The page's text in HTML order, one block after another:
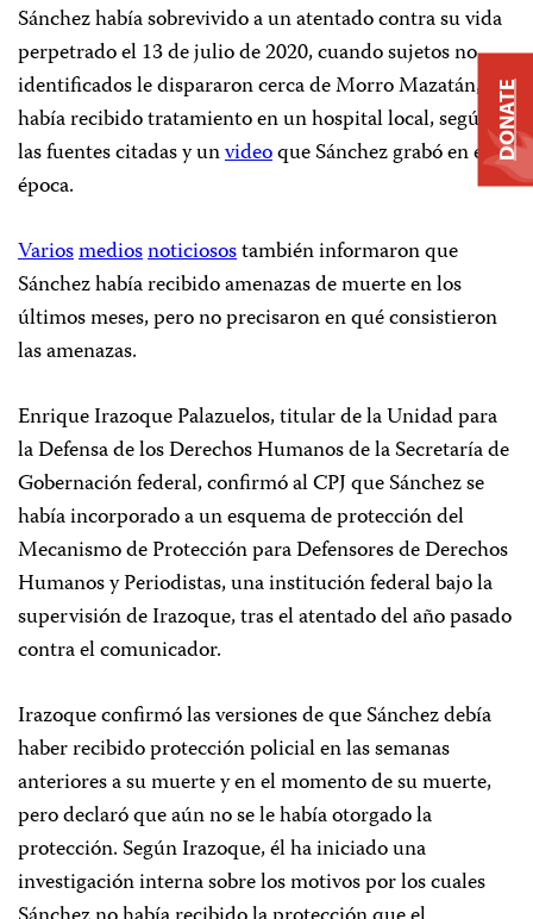
Sánchez había sobrevivido a un atentado contra su vida
perpetrado el 13 de julio de 2020, cuando sujetos no
identificados le dispararon cerca de Morro Mazatán, y
había recibido tratamiento en un hospital local, según
las fuentes citadas y unvideoque Sánchez grabó en esa
época.
Variosmediosnoticiosostambién informaron que
Sánchez había recibido amenazas de muerte en los
últimos meses, pero no precisaron en qué consistieron
las amenazas.
Enrique Irazoque Palazuelos, titular de la Unidad para
la Defensa de los Derechos Humanos de la Secretaría de
Gobernación federal, confirmó al CPJ que Sánchez se
había incorporado a un esquema de protección del
Mecanismo de Protección para Defensores de Derechos
Humanos y Periodistas, una institución federal bajo la
supervisión de Irazoque, tras el atentado del año pasado
contra el comunicador.
Irazoque confirmó las versiones de que Sánchez debía
haber recibido protección policial en las semanas
anteriores a su muerte y en el momento de su muerte,
pero declaró que aún no se le había otorgado la
protección. Según Irazoque, él ha iniciado una
investigación interna sobre los motivos por los cuales
DONATE